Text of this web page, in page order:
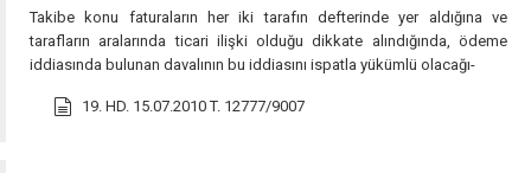
Takibe konu faturaların her iki tarafın defterinde yer aldığına ve
tarafların aralarında ticari ilişki olduğu dikkate alındığında, ödeme
iddiasında bulunan davalının bu iddiasını ispatla yükümlü olacağı-
19. HD. 15.07.2010 T. 12777/9007